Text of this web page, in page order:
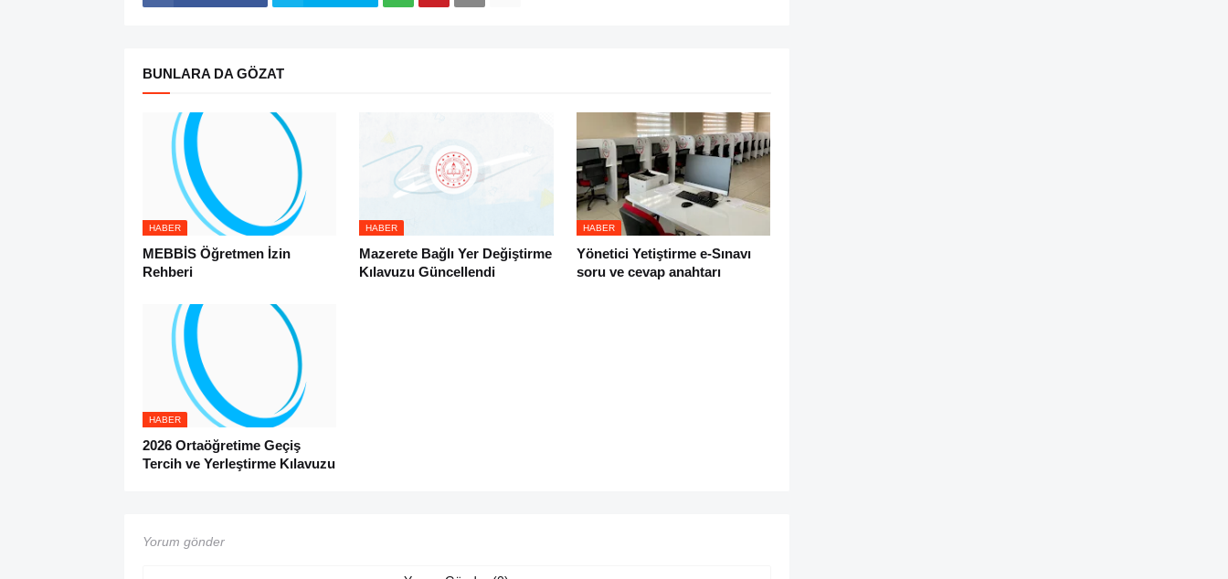
BUNLARA DA GÖZAT
HABER
MEBBİS Öğretmen İzin
Rehberi
HABER
Mazerete Bağlı Yer Değiştirme
Kılavuzu Güncellendi
HABER
Yönetici Yetiştirme e-Sınavı
soru ve cevap anahtarı
HABER
2026 Ortaöğretime Geçiş
Tercih ve Yerleştirme Kılavuzu
Yorum gönder